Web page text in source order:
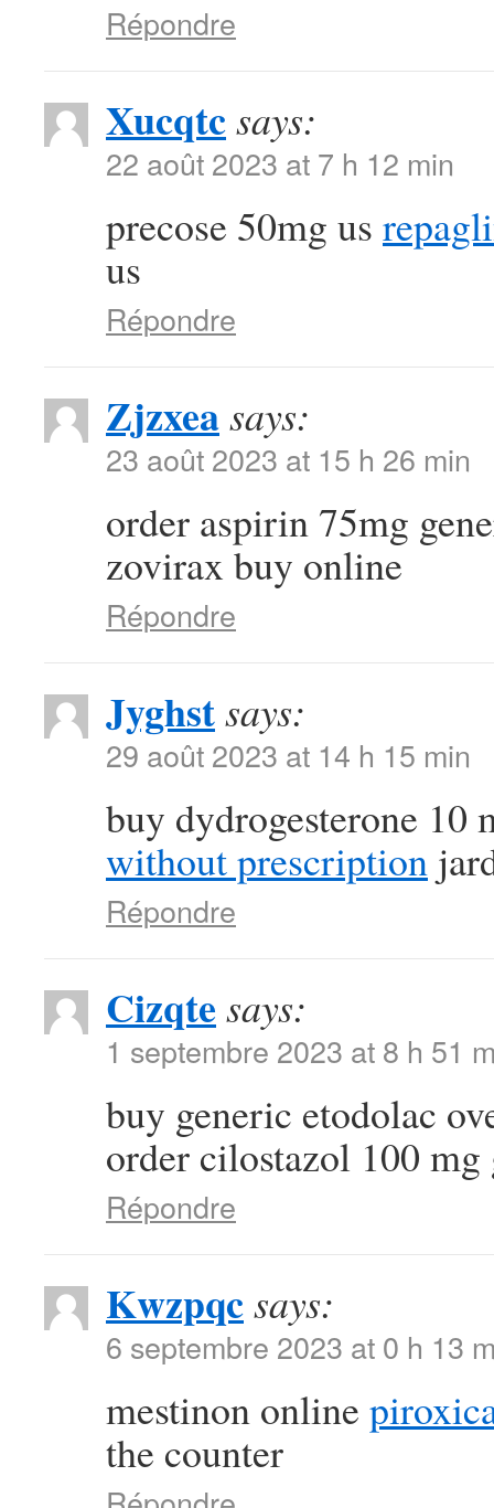
Répondre
Xucqtcsays:
22 août 2023 at 7 h 12 min
precose 50mg us
us
Répondre
Zjzxeasays:
23 août 2023 at 15 h 26 min
order aspirin 75mg
zovirax buy online
Répondre
Jyghstsays:
29 août 2023 at 14 h 15 min
buy dydrogesterone 10
without prescription
Répondre
Cizqte says:
1 septembre 2023 at 8 h 51
buy generic etodolac
order cilostazol 100 mg
Répondre
Kwzpqcsays:
6 septembre 2023 at 0 h 13
mestinon online
the counter